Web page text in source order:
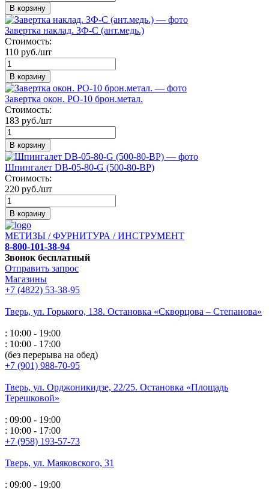
В корзину
Завертка наклад. ЗФ-С (ант.медь.)
Стоимость:
110 руб./шт
В корзину
Завертка окон. РО-10 брон.метал.
Стоимость:
183 руб./шт
В корзину
Шпингалет DB-05-80-G (500-80-ВР)
Стоимость:
220 руб./шт
В корзину
МЕТИЗЫ / ФУРНИТУРА / ИНСТРУМЕНТ
8-800-101-38-94
Звонок бесплатный
Отправить запрос
Магазины
+7 (4822) 53-38-95
Тверь, ул. Горького, 138. Остановка «Скворцова – Степанова»
: 10:00 - 19:00
: 10:00 - 17:00
(без перерыва на обед)
+7 (901) 988-70-95
Тверь, ул. Орджоникидзе, 22/25. Остановка «Площадь
Терешковой»
: 09:00 - 19:00
: 10:00 - 17:00
+7 (958) 193-57-73
Тверь, ул. Маяковского, 31
: 09:00 - 19:00